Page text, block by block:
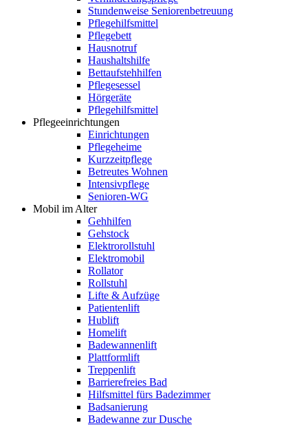
Stundenweise Seniorenbetreuung
Pflegehilfsmittel
Pflegebett
Hausnotruf
Haushaltshilfe
Bettaufstehhilfen
Pflegesessel
Hörgeräte
Pflegehilfsmittel
Pflegeeinrichtungen
Einrichtungen
Pflegeheime
Kurzzeitpflege
Betreutes Wohnen
Intensivpflege
Senioren-WG
Mobil im Alter
Gehhilfen
Gehstock
Elektrorollstuhl
Elektromobil
Rollator
Rollstuhl
Lifte & Aufzüge
Patientenlift
Hublift
Homelift
Badewannenlift
Plattformlift
Treppenlift
Barrierefreies Bad
Hilfsmittel fürs Badezimmer
Badsanierung
Badewanne zur Dusche